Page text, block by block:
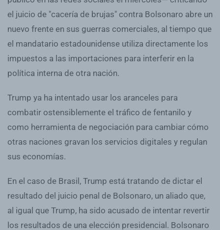
el juicio de "cacería de brujas" contra Bolsonaro abre un
nuevo frente en sus guerras comerciales, al tiempo que
el mandatario estadounidense utiliza directamente los
impuestos a las importaciones para interferir en la
política interna de otra nación.
Trump ya ha intentado usar los aranceles para
combatir ostensiblemente el tráfico de fentanilo y
como herramienta de negociación para cambiar cómo
otras naciones gravan los servicios digitales y regulan
sus economías.
En el caso de Brasil, Trump está tratando de dictar el
resultado del juicio penal de Bolsonaro, un aliado que,
al igual que Trump, ha sido acusado de intentar revertir
los resultados de una elección presidencial. Bolsonaro